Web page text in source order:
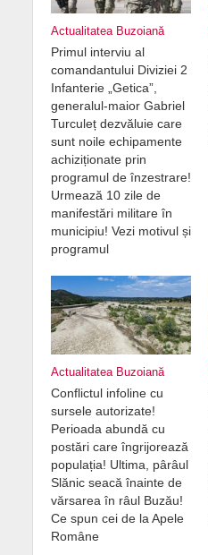
Actualitatea Buzoiană
Primul interviu al
comandantului Diviziei 2
Infanterie „Getica”,
generalul-maior Gabriel
Turculeț dezvăluie care
sunt noile echipamente
achiziționate prin
programul de înzestrare!
Urmează 10 zile de
manifestări militare în
municipiu! Vezi motivul și
programul
Actualitatea Buzoiană
Conflictul infoline cu
sursele autorizate!
Perioada abundă cu
postări care îngrijorează
populația! Ultima, pârâul
Slănic seacă înainte de
vărsarea în râul Buzău!
Ce spun cei de la Apele
Române